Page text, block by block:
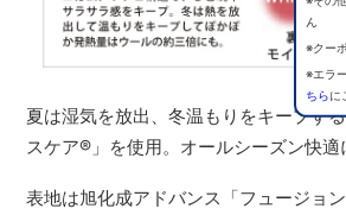
ん
※クー
※エラ
ちらに
夏は湿気を放出、冬温もりをキープす
スケア® 」を使用。オールシーズン快適
表地は旭化成アドバンス「フュージョン